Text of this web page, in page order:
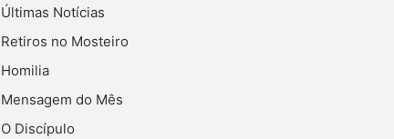
Últimas Notícias
Retiros no Mosteiro
Homilia
Mensagem do Mês
O Discípulo